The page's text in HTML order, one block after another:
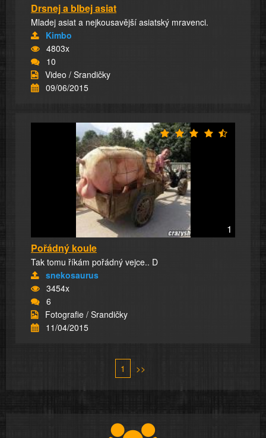
Drsnej a blbej asiat
Mladej asiat a nejkousavější asiatský mravenci.
Kimbo
4803x
10
Video / Srandičky
09/06/2015
1
Pořádný koule
Tak tomu říkám pořádný vejce.. D
snekosaurus
3454x
6
Fotografie / Srandičky
11/04/2015
1 >>